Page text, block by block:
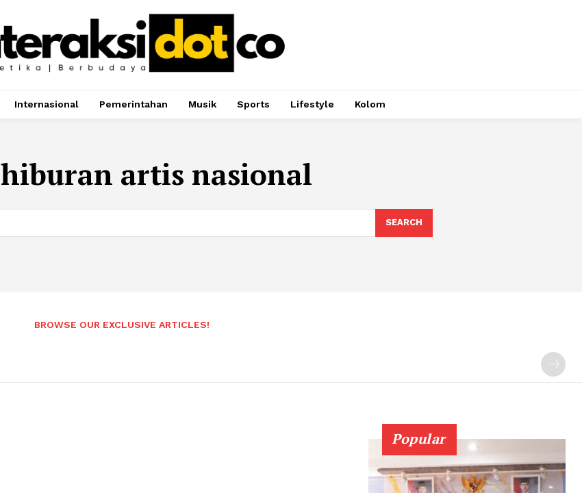
Internasional Pemerintahan Musik Sports Lifestyle Kolom
hiburan artis nasional
SEARCH
BROWSE OUR EXCLUSIVE ARTICLES!
Popular